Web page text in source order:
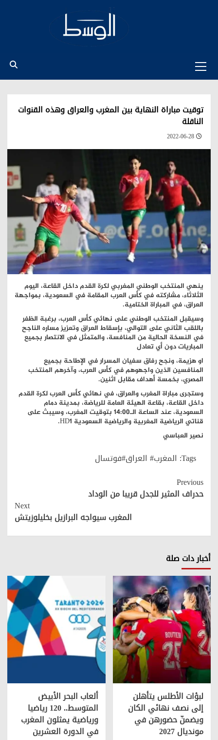
Menu
توقيت مباراة النهاية بين المغرب والعراق وهذه القنوات
الناقلة
2022-06-28
ينهي المنتخب الوطني المغربي لكرة القدم داخل القاعة، اليوم
الثلاثاء، مشاركته في كأس العرب المقامة في السعودية، بمواجهة
العراق، في المباراة الختامية.
وسيقبل المنتخب الوطني على نهائي كأس العرب، برغبة الظفر
باللقب الثاني على التوالي، بإسقاط العراق وتعزيز مساره الناجح
في النسخة الحالية من المنافسة، والمتمثل في الانتصار بجميع
المباريات دون أي تعادل
او هزيمة، ونجح رفاق سفيان المسرار في الإطاحة بجميع
المنافسين الذين واجهوهم في كأس العرب، وآخرهم المنتخب
المصري، بخمسة أهداف مقابل اثنين.
وستجرى مباراة المغرب والعراق، في نهائي كأس العرب لكرة القدم
داخل القاعة، بقاعة الهيئة العامة للرياضة، بمدينة دمام
السعودية، عند الساعة الـ14:00 بتوقيت المغرب، وسيبث على
قناتي الرياضية المغربية والرياضية السعودية HD1.
نصير العباسي
Tags: المغرب# العراق#فوتسال
Continue
Reading
Previous
حدراف المثير للجدل قريبا من الوداد
Next
المغرب سيواجه البرازيل بخليلوزيتش
أخبار دات صلة
لبؤات الأطلس يتأهلن
إلى نصف نهائي الكان
ويضمنّ حضورهن في
مونديال 2027
ألعاب البحر الأبيض
المتوسط.. 120 رياضيا
ورياضية يمثلون المغرب
في الدورة العشرين